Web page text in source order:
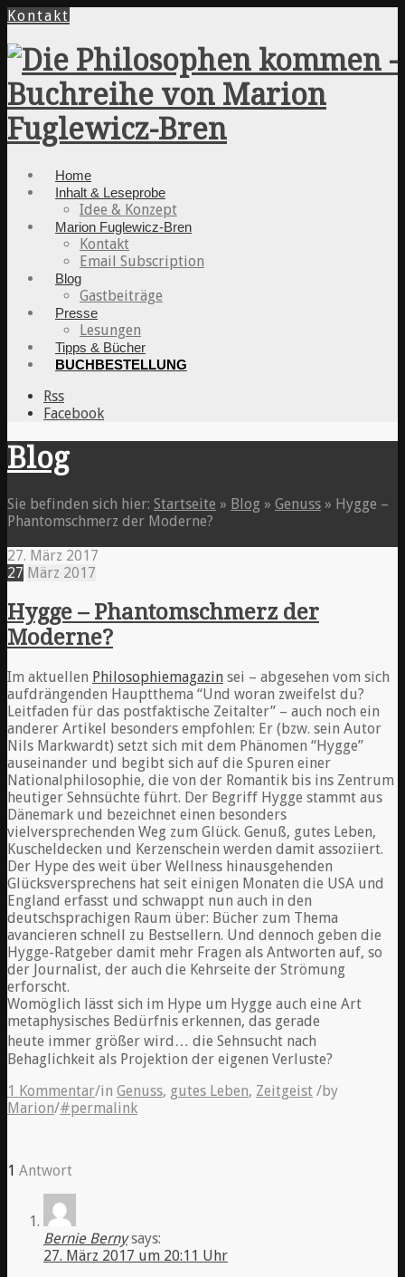
Kontakt
Home
Inhalt & Leseprobe
Idee & Konzept
Marion Fuglewicz-Bren
Kontakt
Email Subscription
Blog
Gastbeiträge
Presse
Lesungen
Tipps & Bücher
BUCHBESTELLUNG
Rss
Facebook
Blog
Sie befinden sich hier: Startseite » Blog » Genuss » Hygge –
Phantomschmerz der Moderne?
27. März 2017
27 März 2017
Hygge – Phantomschmerz der
Moderne?
Im aktuellen Philosophiemagazin sei – abgesehen vom sich
aufdrängenden Hauptthema “Und woran zweifelst du?
Leitfaden für das postfaktische Zeitalter” – auch noch ein
anderer Artikel besonders empfohlen: Er (bzw. sein Autor
Nils Markwardt) setzt sich mit dem Phänomen “Hygge”
auseinander und begibt sich auf die Spuren einer
Nationalphilosophie, die von der Romantik bis ins Zentrum
heutiger Sehnsüchte führt. Der Begriff Hygge stammt aus
Dänemark und bezeichnet einen besonders
vielversprechenden Weg zum Glück. Genuß, gutes Leben,
Kuscheldecken und Kerzenschein werden damit assoziiert.
Der Hype des weit über Wellness hinausgehenden
Glücksversprechens hat seit einigen Monaten die USA und
England erfasst und schwappt nun auch in den
deutschsprachigen Raum über: Bücher zum Thema
avancieren schnell zu Bestsellern. Und dennoch geben die
Hygge-Ratgeber damit mehr Fragen als Antworten auf, so
der Journalist, der auch die Kehrseite der Strömung
erforscht.
Womöglich lässt sich im Hype um Hygge auch eine Art
metaphysisches Bedürfnis erkennen, das gerade
heute immer größer wird… die Sehnsucht nach
Behaglichkeit als Projektion der eigenen Verluste?
1 Kommentar/in Genuss, gutes Leben, Zeitgeist /by
Marion/#permalink
1 Antwort
Bernie Berny says:
27. März 2017 um 20:11 Uhr